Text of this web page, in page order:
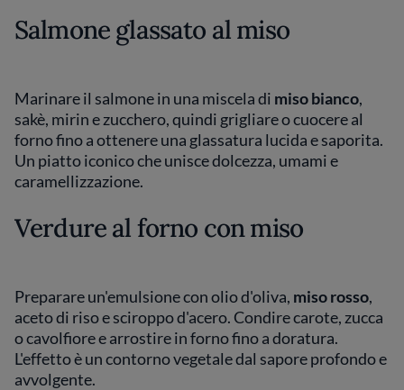
Salmone glassato al miso
Marinare il salmone in una miscela di miso bianco,
sakè, mirin e zucchero, quindi grigliare o cuocere al
forno fino a ottenere una glassatura lucida e saporita.
Un piatto iconico che unisce dolcezza, umami e
caramellizzazione.
Verdure al forno con miso
Preparare un'emulsione con olio d'oliva, miso rosso,
aceto di riso e sciroppo d'acero. Condire carote, zucca
o cavolfiore e arrostire in forno fino a doratura.
L'effetto è un contorno vegetale dal sapore profondo e
avvolgente.